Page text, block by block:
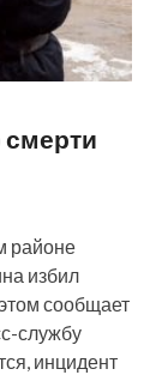
районе
избил
сообщает
службу
инцидент